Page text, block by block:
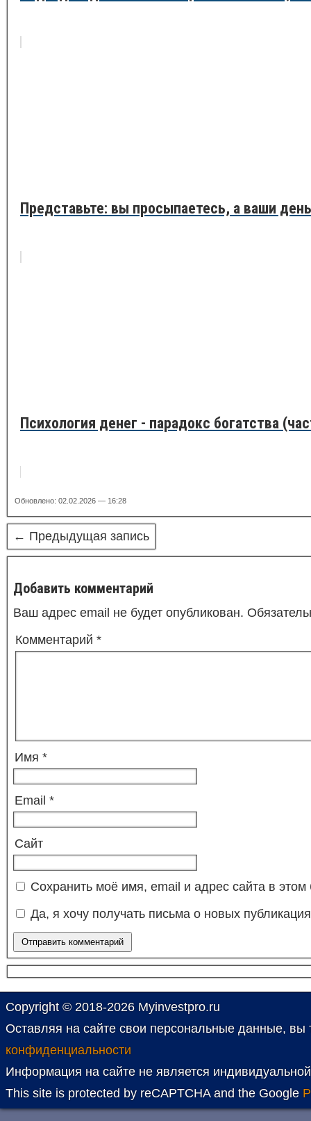
Представьте: вы просыпаетесь, а ваши
Психология денег - парадокс богатства
Обновлено: 02.02.2026 — 16:28
← Предыдущая запись
Добавить комментарий
Ваш адрес email не будет опубликован.
Комментарий *
Имя *
Email *
Сайт
Сохранить моё имя, email и адрес сайта в
Да, я хочу получать письма о новых
Copyright © 2018-2026 Myinvestpro.ru
Оставляя на сайте свои персональные данные,
конфиденциальности
Информация на сайте не является
This site is protected by reCAPTCHA and the Google